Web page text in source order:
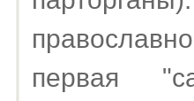
первая